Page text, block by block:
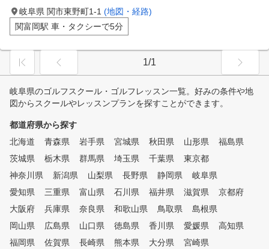
岐阜県 関市東野町1-1 (地図・経路)
関富岡駅 車・タクシーで5分
1/1
岐阜県のゴルフスクール・ゴルフレッスン一覧。好みの条件や地
図からスクールやレッスンプランを探すことができます。
都道府県から探す
北海道
青森県 岩手県 宮城県 秋田県 山形県
福島県
茨城県
栃木県 群馬県 埼玉県 千葉県
東京都
神奈川県
新潟県 山梨県 長野県 静岡県
岐阜県
愛知県
三重県 富山県 石川県 福井県 滋賀県
京都府
大阪府
兵庫県 奈良県 和歌山県 鳥取県
島根県
岡山県
広島県 山口県 徳島県 香川県 愛媛県
高知県
福岡県
佐賀県 長崎県 熊本県 大分県 宮崎県